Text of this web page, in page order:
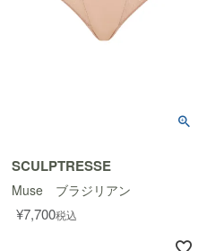
SCULPTRESSE
Muse ブラジリアン
¥7,700税込